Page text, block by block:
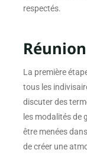
respectés.
La première
tous les
discuter des
les modalités de
être menées
de créer une